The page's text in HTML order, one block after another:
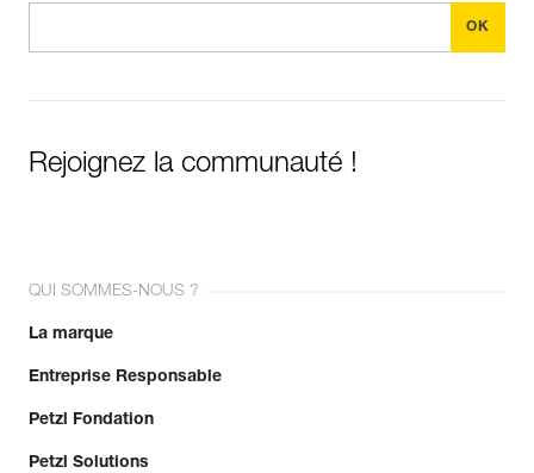
Rejoignez la communauté !
QUI SOMMES-NOUS ?
La marque
Entreprise Responsable
Petzl Fondation
Petzl Solutions